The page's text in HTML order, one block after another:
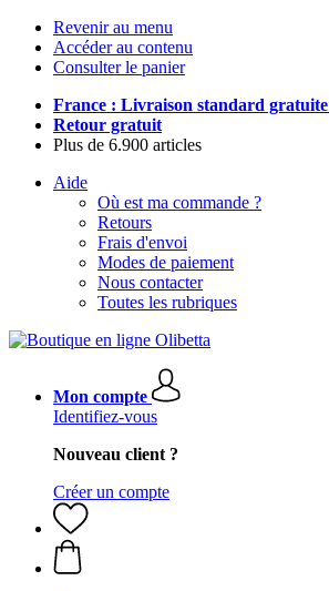
Revenir au menu
Accéder au contenu
Consulter le panier
France : Livraison standard gratuite
Retour gratuit
Plus de 6.900 articles
Aide
Où est ma commande ?
Retours
Frais d'envoi
Modes de paiement
Nous contacter
Toutes les rubriques
Mon compte
Identifiez-vous
Nouveau client ?
Créer un compte